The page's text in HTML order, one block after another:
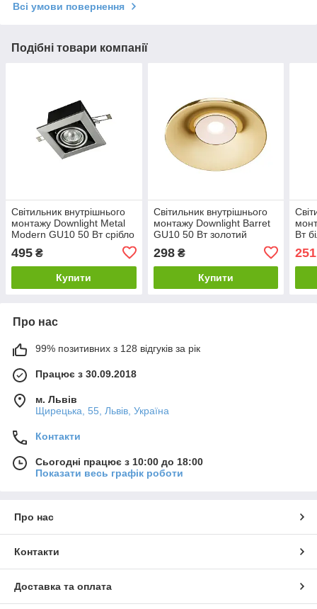
Всі умови повернення
Подібні товари компанії
Світильник внутрішнього
монтажу Downlight Metal
Modern GU10 50 Вт срібло
495 ₴
Купити
Світильник внутрішнього
монтажу Downlight Barret
GU10 50 Вт золотий
298₴
Купити
Вт
Про нас
99% позитивних з 128 відгуків за рік
Працює з 30.09.2018
м. Львів
Щирецька, 55, Львів, Україна
Контакти
Сьогодні працює з 10:00 до 18:00
Показати весь графік роботи
Про нас
Контакти
Доставка та оплата